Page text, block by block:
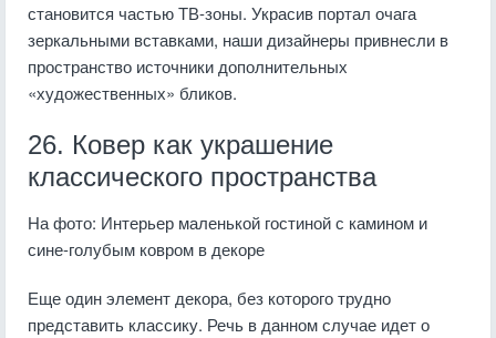
становится частью ТВ-зоны. Украсив портал очага
зеркальными вставками, наши дизайнеры привнесли в
пространство источники дополнительных
«художественных» бликов.
26. Ковер как украшение
классического пространства
На фото: Интерьер маленькой гостиной с камином и
сине-голубым ковром в декоре
Еще один элемент декора, без которого трудно
представить классику. Речь в данном случае идет о